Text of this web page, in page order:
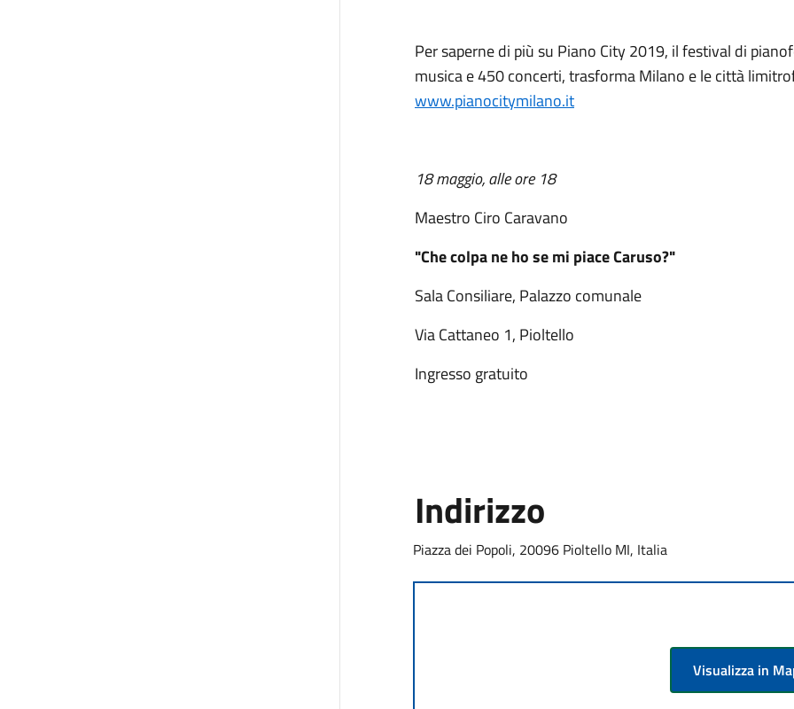
Per saperne di più su Piano City 2019, il festival di
musica e 450 concerti, trasforma Milano e le città
www.pianocitymilano.it
18 maggio, alle ore 18
Maestro Ciro Caravano
"Che colpa ne ho se mi piace Caruso?"
Sala Consiliare, Palazzo comunale
Via Cattaneo 1, Pioltello
Ingresso gratuito
Indirizzo
Piazza dei Popoli, 20096 Pioltello MI, Italia
Visualizza in